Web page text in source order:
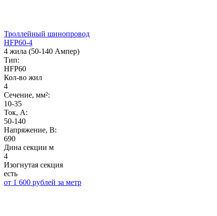
Троллейный шинопровод
HFP60-4
4 жила (50-140 Ампер)
Тип:
HFP60
Кол-во жил
4
Сечение, мм²:
10-35
Ток, А:
50-140
Напряжение, B:
690
Дина секции м
4
Изогнутая секция
есть
от 1 600 рублей за метр